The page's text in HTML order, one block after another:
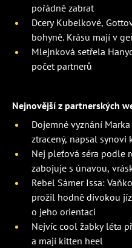
pořádně zabrat
Dcery Kubelkové,
bohyně. Krásu mají v
Mlejnková setřela
počet partnerů
Nejnovější z partnerských
Dojemné vyznání
ztracený, napsal synovi
Nej pleťová séra podle
zabojuje s únavou,
Rebel Sámer Issa:
prožil hodně divokou
o jeho orientaci
Nejvíc cool žabky léta
a mají kitten heel